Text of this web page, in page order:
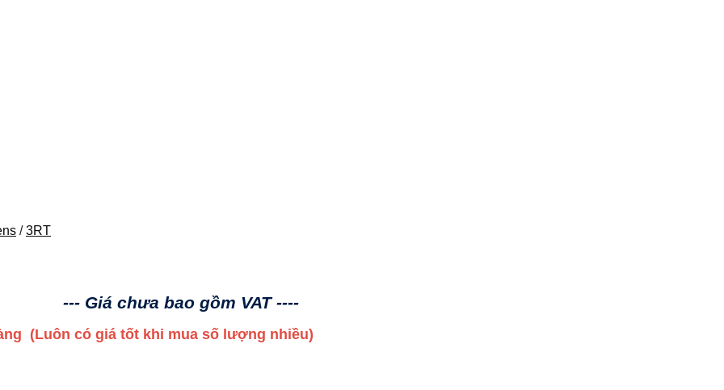
/ 3RT
--- Giá chưa bao gồm VAT ----
(Luôn có giá tốt khi mua số lượng nhiều)